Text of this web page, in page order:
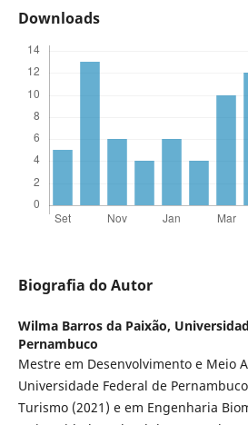
Downloads
Biografia do Autor
Wilma Barros da Paixão,
Pernambuco
Mestre em Desenvolvimento e Meio
Universidade Federal de
Turismo (2021) e em Engenharia